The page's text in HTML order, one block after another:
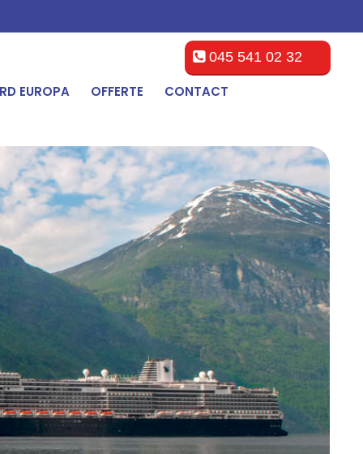
045 541 02 32
CONTACT
OFFERTE
EUROPA